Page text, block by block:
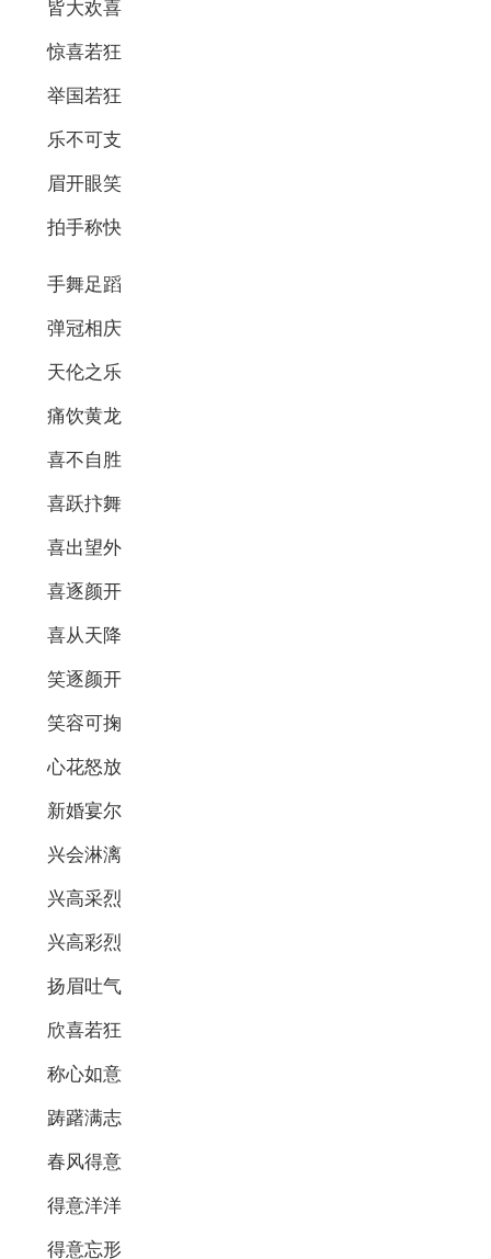
皆大欢喜
惊喜若狂
举国若狂
乐不可支
眉开眼笑
拍手称快
手舞足蹈
弹冠相庆
天伦之乐
痛饮黄龙
喜不自胜
喜跃抃舞
喜出望外
喜逐颜开
喜从天降
笑逐颜开
笑容可掬
心花怒放
新婚宴尔
兴会淋漓
兴高采烈
兴高彩烈
扬眉吐气
欣喜若狂
称心如意
踌躇满志
春风得意
得意洋洋
得意忘形